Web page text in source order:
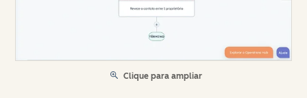
Clique para ampliar